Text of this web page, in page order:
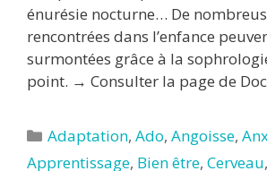
énurésie nocturne… De
rencontrées dans l’enfance
surmontées grâce à la
point. → Consulter la page de
Catégories
Adaptation,Ado,Angoisse,
Apprentissage, Bien être, Cerveau,